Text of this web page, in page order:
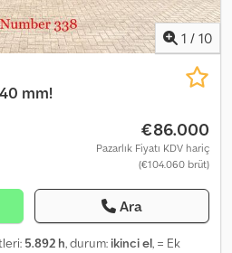
işareti: Evet Durum Genel durum: İyi
İyi = Şirket Bilgileri = Daha1 / 10
mm!
€86.000
Pazarlık Fiyatı KDV hariç
(€104.060 brüt)
Ara
5.892 h, durum: ikinci el, = Ek